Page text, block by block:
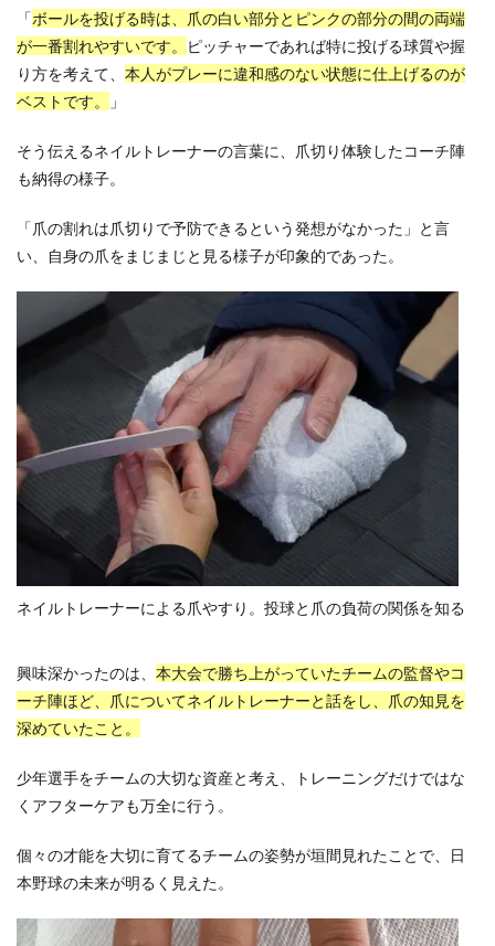
「ボールを投げる時は、爪の白い部分とピンクの部分の間の両端
が一番割れやすいです。
ピッチャーであれば特に投げる球質や握
り方を考えて、 本人がプレーに違和感のない状態に仕上げるのが
ベストです。
」
そう伝えるネイルトレーナーの言葉に、爪切り体験したコーチ陣
も納得の様子。
「爪の割れは爪切りで予防できるという発想がなかった」と言
い、自身の爪をまじまじと見る様子が印象的であった。
ネイルトレーナーによる爪やすり。投球と爪の負荷の関係を知る
興味深かったのは、 本大会で勝ち上がっていたチームの監督やコ
ーチ陣ほど、爪についてネイルトレーナーと話をし、爪の知見を
深めていたこと。
少年選手をチームの大切な資産と考え、トレーニングだけではな
くアフターケアも万全に行う。
個々の才能を大切に育てるチームの姿勢が垣間見れたことで、日
本野球の未来が明るく見えた。